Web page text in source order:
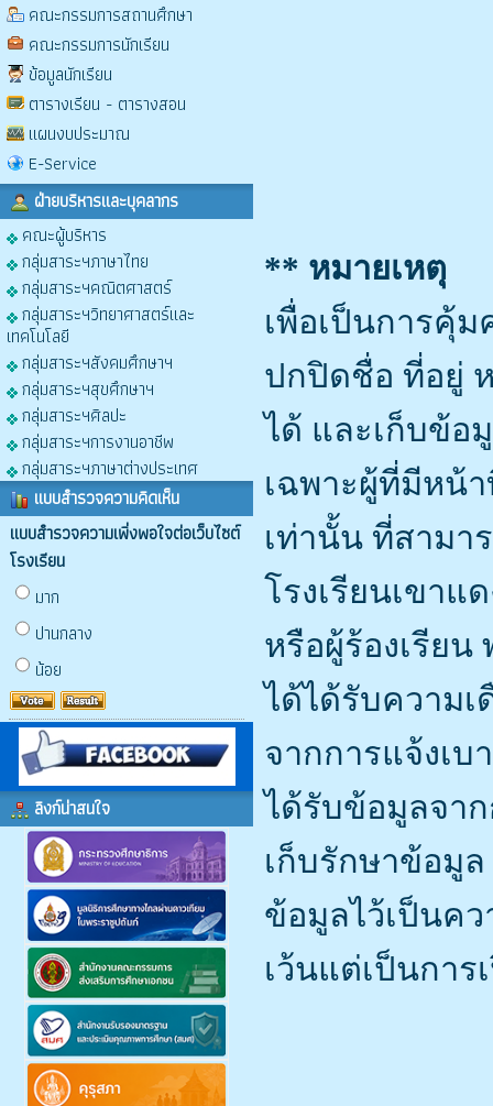
คณะกรรมการสถานศึกษา
คณะกรรมการนักเรียน
ข้อมูลนักเรียน
ตารางเรียน - ตารางสอน
แผนงบประมาณ
E-Service
ฝ่ายบริหารและบุคลากร
คณะผู้บริหาร
กลุ่มสาระฯภาษาไทย
กลุ่มสาระฯคณิตศาสตร์
กลุ่มสาระฯวิทยาศาสตร์และ
เทคโนโลยี
กลุ่มสาระฯสังคมศึกษาฯ
กลุ่มสาระฯสุขศึกษาฯ
กลุ่มสาระฯศิลปะ
กลุ่มสาระฯการงานอาชีพ
กลุ่มสาระฯภาษาต่างประเทศ
แบบสำรวจความคิดเห็น
แบบสำรวจความเพิ่งพอใจต่อเว็บไซต์
โรงเรียน
มาก
ปานกลาง
น้อย
ลิงก์น่าสนใจ
** หมายเหตุ
เพื่อเป็นการคุ้ม
ปกปิดชื่อ ที่อยู่
ได้ และเก็บข้อ
เฉพาะผู้ที่มีหน้
เท่านั้น ที่สามา
โรงเรียนเขา
หรือผู้ร้องเรีย
ได้ได้รับความ
จากการแจ้งเบ
ได้รับข้อมูลจา
เก็บรักษาข้อมูล
ข้อมูลไว้เป็นค
เว้นแต่เป็นกา